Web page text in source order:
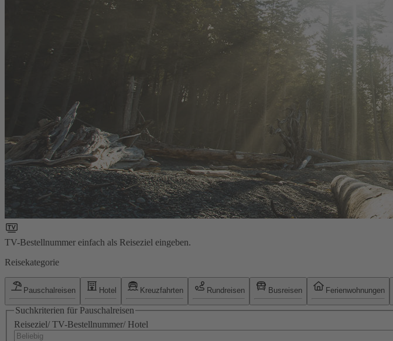
TV-Bestellnummer einfach als Reiseziel eingeben.
Reisekategorie
Pauschalreisen Hotel Kreuzfahrten Rundreisen Busreisen Ferienwohnungen
Suchkriterien für Pauschalreisen
Reiseziel/ TV-Bestellnummer/ Hotel